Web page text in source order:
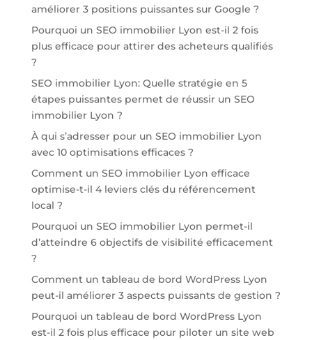
améliorer 3 positions puissantes sur Google ?
Pourquoi un SEO immobilier Lyon est-il 2 fois
plus efficace pour attirer des acheteurs qualifiés
?
SEO immobilier Lyon: Quelle stratégie en 5
étapes puissantes permet de réussir un SEO
immobilier Lyon ?
À qui s’adresser pour un SEO immobilier Lyon
avec 10 optimisations efficaces ?
Comment un SEO immobilier Lyon efficace
optimise-t-il 4 leviers clés du référencement
local ?
Pourquoi un SEO immobilier Lyon permet-il
d’atteindre 6 objectifs de visibilité efficacement
?
Comment un tableau de bord WordPress Lyon
peut-il améliorer 3 aspects puissants de gestion ?
Pourquoi un tableau de bord WordPress Lyon
est-il 2 fois plus efficace pour piloter un site web